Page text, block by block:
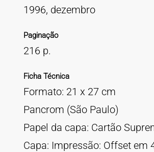
1996, dezembro
Paginação
216 p.
Ficha Técnica
Formato: 21 x 27 cm
Pancrom (São Paulo)
Papel da capa: Cartão
Capa: Impressão: Offset em